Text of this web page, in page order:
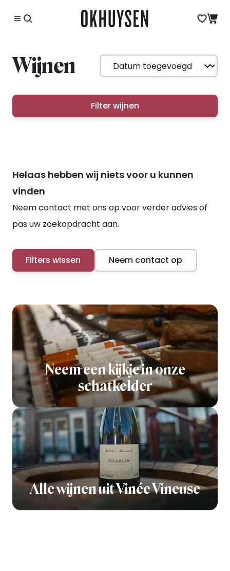
Wijnen
Filter wijnen
Helaas hebben wij niets voor u kunnen
vinden
Neem contact met ons op voor verder advies of
pas uw zoekopdracht aan.
Filters wissen Neem contact op
Neem een kijkje in onze
schatkelder
Alle wijnen uit Vinée Vineuse